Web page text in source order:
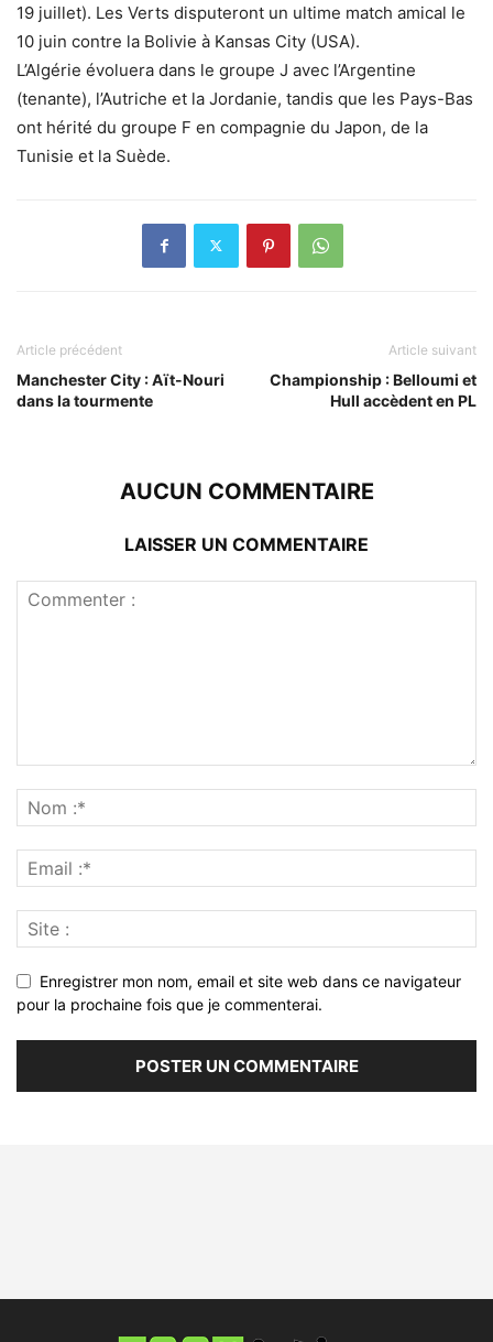
19 juillet). Les Verts disputeront un ultime match amical le
10 juin contre la Bolivie à Kansas City (USA).
L’Algérie évoluera dans le groupe J avec l’Argentine
(tenante), l’Autriche et la Jordanie, tandis que les Pays-Bas
ont hérité du groupe F en compagnie du Japon, de la
Tunisie et la Suède.
Article précédent
Manchester City : Aït-Nouri
dans la tourmente
Article suivant
Championship : Belloumi et
Hull accèdent en PL
AUCUN COMMENTAIRE
LAISSER UN COMMENTAIRE
Enregistrer mon nom, email et site web dans ce navigateur
pour la prochaine fois que je commenterai.